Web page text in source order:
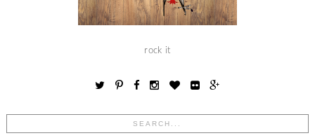
rock it